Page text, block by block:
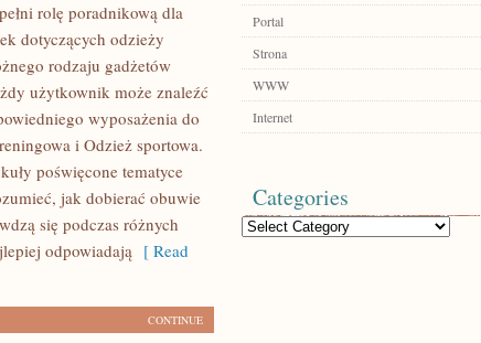
rolę poradnikową dla
dotyczących odzieży
rodzaju gadżetów
użytkownik może znaleźć
wyposażenia do
i Odzież sportowa.
poświęcone tematyce
jak dobierać obuwie
się podczas różnych
odpowiadają [ Read
CONTINUE
Portal
Strona
WWW
Internet
Categories
Categories